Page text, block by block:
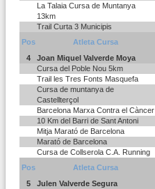
La Talaia Cursa de Muntanya
13km
Trail Curta 3 Municipis
Pos
Atleta Cursa
4
Joan Miquel Valverde Moya
Cursa del Poble Nou 5km
Trail les Tres Fonts Masquefa
Cursa de muntanya de
Castellterçol
Barcelona Marxa Contra el Càncer
10 Km del Barri de Sant Antoni
Mitja Marató de Barcelona
Marató de Barcelona
Cursa de Collserola C.A. Running
Pos
Atleta Cursa
5
Julen Valverde Segura